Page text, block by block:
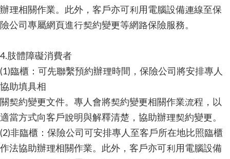
辦理相關作業。此外，客戶亦可利用電腦設備連線至保
險公司專屬網頁進行契約變更等網路保險服務。
4.肢體障礙消費者
(1)臨櫃：可先聯繫預約辦理時間，保險公司將安排專人
協助填具相
關契約變更文件。專人會將契約變更相關作業流程，以
適當方式向客戶說明與解釋清楚，協助辦理契約變更。
(2)非臨櫃：保險公司可安排專人至客戶所在地比照臨櫃
作法協助辦理相關作業。此外，客戶亦可利用電腦設備